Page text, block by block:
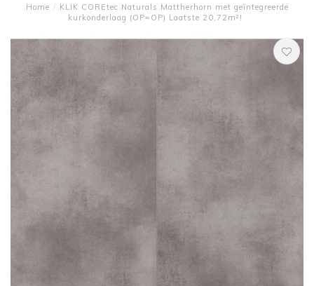
Home / KLIK COREtec Naturals Mattherhorn met geïntegreerde
kurkonderlaag (OP=OP) Laatste 20,72m²!